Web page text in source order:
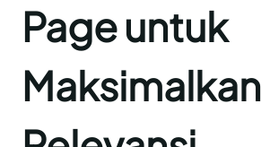
Page untuk
Maksimalkan